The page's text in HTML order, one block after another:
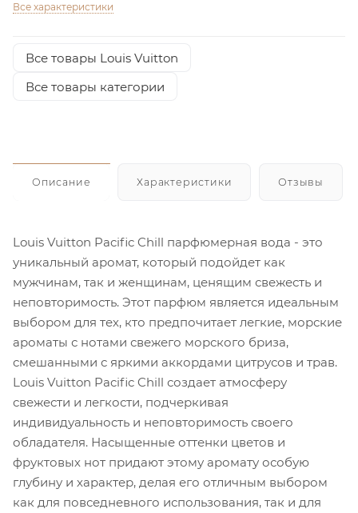
Все характеристики
Все товары Louis Vuitton
Все товары категории
Описание Характеристики Отзывы
Louis Vuitton Pacific Chill парфюмерная вода - это
уникальный аромат, который подойдет как
мужчинам, так и женщинам, ценящим свежесть и
неповторимость. Этот парфюм является идеальным
выбором для тех, кто предпочитает легкие, морские
ароматы с нотами свежего морского бриза,
смешанными с яркими аккордами цитрусов и трав.
Louis Vuitton Pacific Chill создает атмосферу
свежести и легкости, подчеркивая
индивидуальность и неповторимость своего
обладателя. Насыщенные оттенки цветов и
фруктовых нот придают этому аромату особую
глубину и характер, делая его отличным выбором
как для повседневного использования, так и для